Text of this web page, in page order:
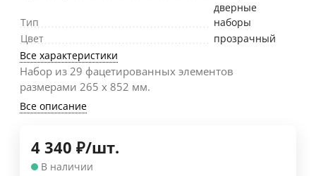
Тип
дверные
наборы
Цвет
прозрачный
Все характеристики
Набор из 29 фацетированных элементов
размерами 265 х 852 мм.
Все описание
4 340 ₽/шт.
В наличии